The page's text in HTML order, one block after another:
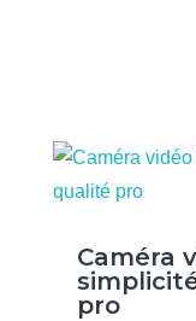
Caméra
pro